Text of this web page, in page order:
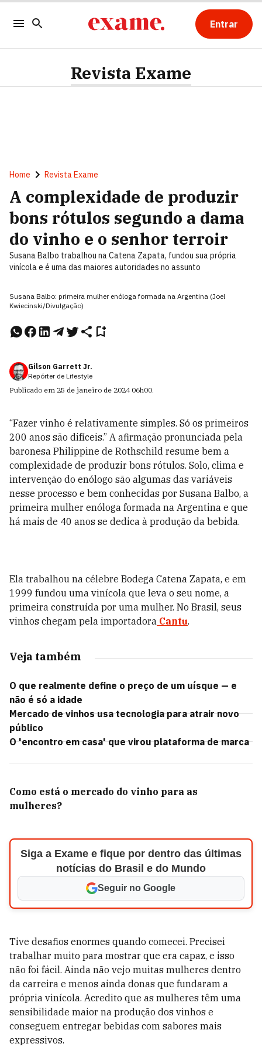
Entrar
Revista Exame
Home Revista Exame
A complexidade de produzir
bons rótulos segundo a dama
do vinho e o senhor terroir
Susana Balbo trabalhou na Catena Zapata, fundou sua própria
vinícola e é uma das maiores autoridades no assunto
Susana Balbo: primeira mulher enóloga formada na Argentina (Joel
Kwiecinski/Divulgação)
Gilson Garrett Jr.
Repórter de Lifestyle
Publicado em 25 de janeiro de 2024 06h00.
“Fazer vinho é relativamente simples. Só os primeiros
200 anos são difíceis.” A afirmação pronunciada pela
baronesa ­Philippine de Rothschild resume bem a
complexidade de produzir bons rótulos. Solo, clima e
intervenção do enólogo são algumas das variáveis
nesse processo e bem conhecidas por Susana Balbo, a
primeira mulher enóloga formada na Argentina e que
há mais de 40 anos se dedica à produção da bebida.
Ela trabalhou na célebre Bodega Catena Zapata, e em
1999 fundou uma vinícola que leva o seu nome, a
primeira construída por uma mulher. No Brasil, seus
vinhos chegam pela importadora Cantu.
Veja também
O que realmente define o preço de um uísque — e
não é só a idade
Mercado de vinhos usa tecnologia para atrair novo
público
O 'encontro em casa' que virou plataforma de marca
Como está o mercado do vinho para as
mulheres?
Siga a Exame e fique por dentro das últimas
notícias do Brasil e do Mundo
Seguir no Google
Tive desafios enormes quando comecei. Precisei
trabalhar muito para mostrar que era capaz, e isso
não foi fácil. Ainda não vejo muitas mulheres dentro
da carreira e menos ainda donas que fundaram a
própria vinícola. Acredito que as mulheres têm uma
sensibilidade maior na produção dos vinhos e
conseguem entregar bebidas com sabores mais
expressivos.